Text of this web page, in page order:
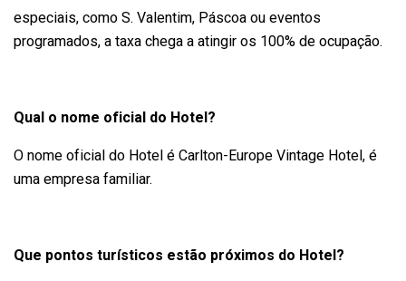
especiais, como S. Valentim, Páscoa ou eventos
programados, a taxa chega a atingir os 100% de ocupação.
Qual o nome oficial do Hotel?
O nome oficial do Hotel é Carlton-Europe Vintage Hotel, é
uma empresa familiar.
Que pontos turísticos estão próximos do Hotel?